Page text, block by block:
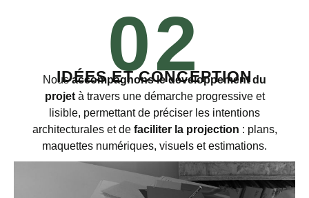
IDÉES ET CONCEPTION
Nousaccompagnons le développement du
projetà travers une démarche progressive et
lisible, permettant de préciser les intentions
architecturales et de faciliter la projection : plans,
maquettes numériques, visuels et estimations.
02